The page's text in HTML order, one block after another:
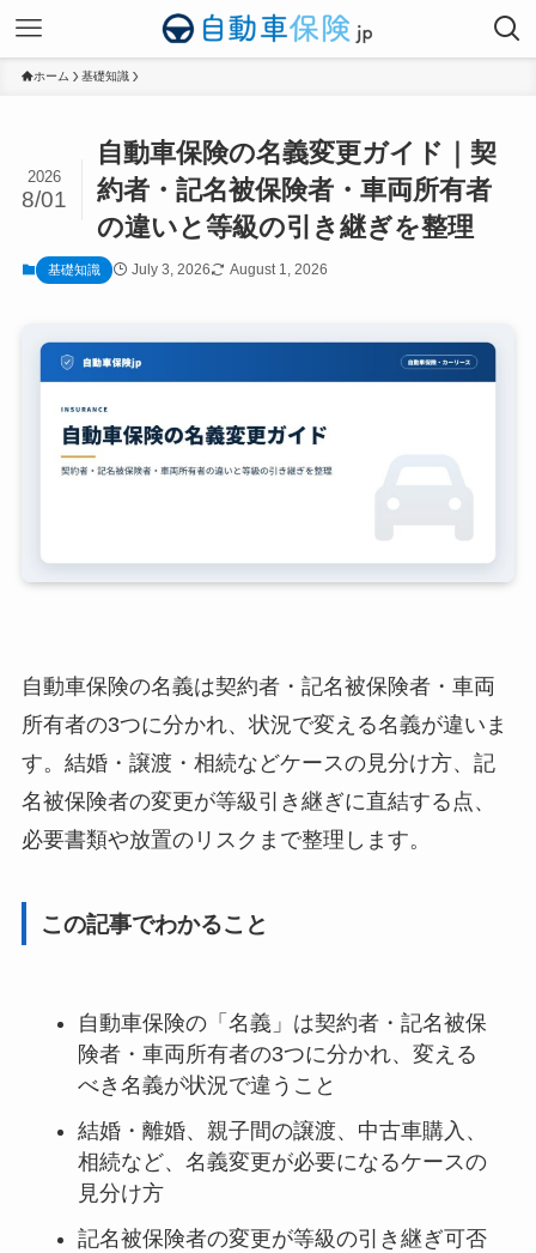
ホーム 基礎知識
自動車保険の名義変更ガイド｜契
約者・記名被保険者・車両所有者
の違いと等級の引き継ぎを整理
2026
8/01
基礎知識 July 3, 2026 August 1, 2026
自動車保険の名義は契約者・記名被保険者・車両
所有者の3つに分かれ、状況で変える名義が違いま
す。結婚・譲渡・相続などケースの見分け方、記
名被保険者の変更が等級引き継ぎに直結する点、
必要書類や放置のリスクまで整理します。
この記事でわかること
自動車保険の「名義」は契約者・記名被保
険者・車両所有者の3つに分かれ、変える
べき名義が状況で違うこと
結婚・離婚、親子間の譲渡、中古車購入、
相続など、名義変更が必要になるケースの
見分け方
記名被保険者の変更が等級の引き継ぎ可否